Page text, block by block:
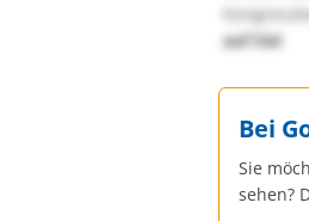
auf Sie!
Bei
Sie
sehen?